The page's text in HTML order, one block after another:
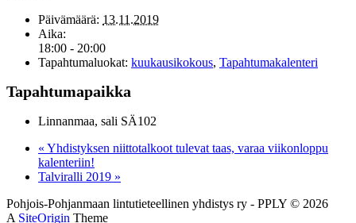
Päivämäärä: 13.11.2019
Aika:
18:00 - 20:00
Tapahtumaluokat: kuukausikokous, Tapahtumakalenteri
Tapahtumapaikka
Linnanmaa, sali SÄ102
« Yhdistyksen niittotalkoot tulevat taas, varaa viikonloppu
kalenteriin!
Talviralli 2019 »
Pohjois-Pohjanmaan lintutieteellinen yhdistys ry - PPLY © 2026
A SiteOrigin Theme